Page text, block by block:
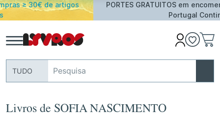
PORTES GRATUITOS em encomendas acima de 25€
Portugal Continental
TUDO
Livros de SOFIA NASCIMENTO